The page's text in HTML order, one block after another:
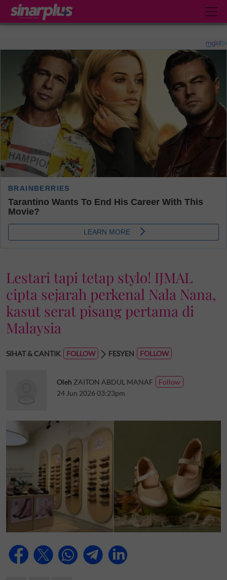
Lestari tapi tetap stylo! IJMAL
cipta sejarah perkenal Nala Nana,
kasut serat pisang pertama di
Malaysia
SIHAT & CANTIK FESYEN
Oleh ZAITON ABDUL MANAF
24 Jun 2026 03:23pm